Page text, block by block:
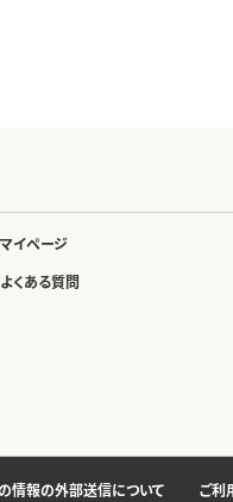
マイページ
よくある質問
情報の外部送信について ご利